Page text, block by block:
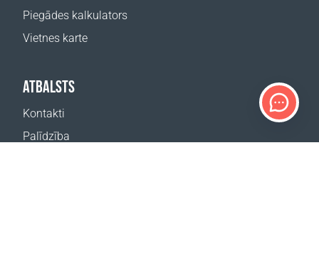
Piegādes kalkulators
Vietnes karte
ATBALSTS
Kontakti
Palīdzība